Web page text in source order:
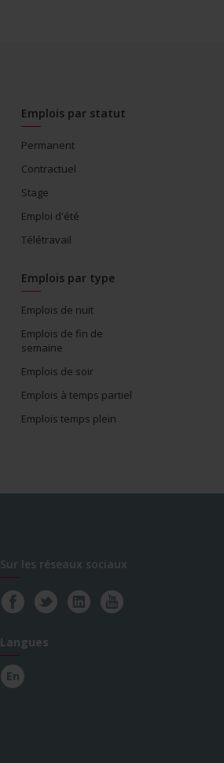
Emplois par statut
Permanent
Contractuel
Stage
Emploi d'été
Télétravail
Emplois par type
Emplois de nuit
Emplois de fin de
semaine
Emplois de soir
Emplois à temps partiel
Emplois temps plein
Sur les réseaux sociaux
Langues
En